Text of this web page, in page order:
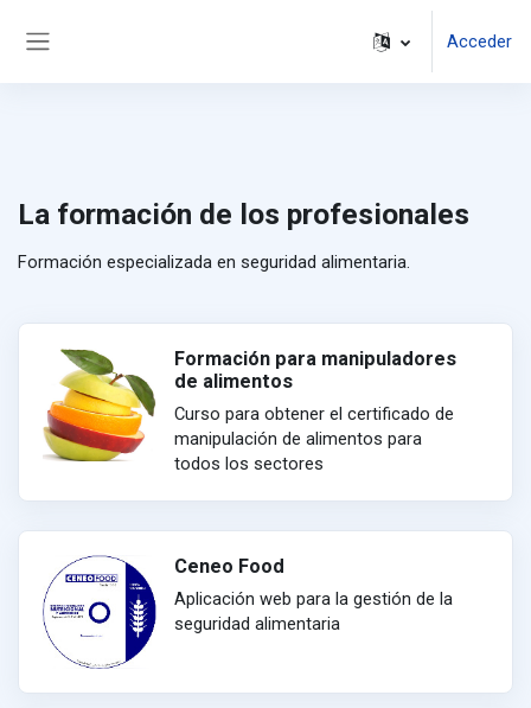
Acceder
La formación de los profesionales
Formación especializada en seguridad alimentaria.
Formación para manipuladores
de alimentos
Curso para obtener el certificado de
manipulación de alimentos para
todos los sectores
Ceneo Food
Aplicación web para la gestión de la
seguridad alimentaria